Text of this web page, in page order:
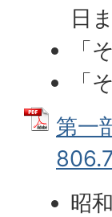
日
「
「
第一
昭